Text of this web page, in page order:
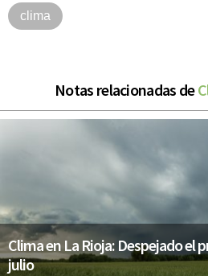
clima
Notas relacionadas de
Clima en La Rioja: Despejado el
julio